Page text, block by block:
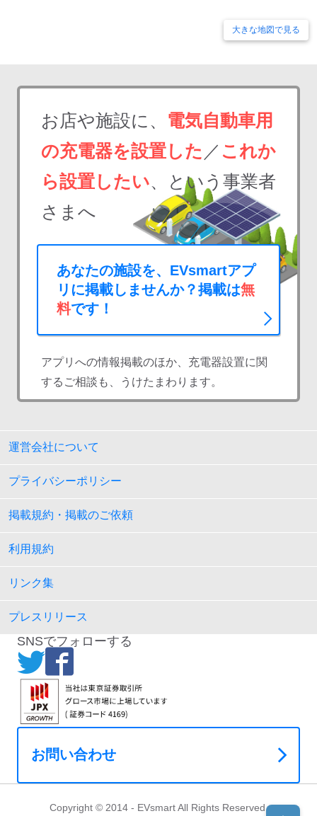
大きな地図で見る
お店や施設に、 電気自動車用
の充電器を設置した ／ これか
ら設置したい、という事業者
さまへ
あなたの施設を、EVsmartアプ
リに掲載しませんか？掲載は無
料です！
アプリへの情報掲載のほか、充電器設置に関
するご相談も、うけたまわります。
運営会社について
プライバシーポリシー
掲載規約・掲載のご依頼
利用規約
リンク集
プレスリリース
SNSでフォローする
お問い合わせ
Copyright © 2014 - EVsmart All Rights Reserved.